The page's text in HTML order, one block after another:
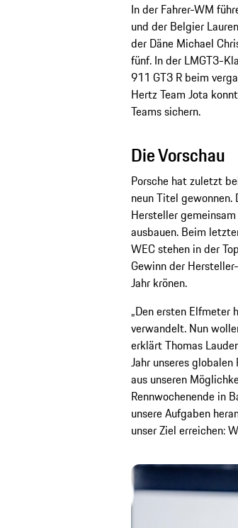
In der Fahrer-WM
und der Belgier
der Däne Michael
fünf. In der LMGT3-
911 GT3 R beim
Hertz Team Jota
Teams sichern.
Die Vorschau
Porsche hat zuletzt
neun Titel
Hersteller
ausbauen. Beim
WEC stehen in der
Gewinn der
Jahr krönen.
„Den ersten Elfmeter
verwandelt. Nun
erklärt Thomas
Jahr unseres
aus unseren
Rennwochenende in
unsere Aufgaben
unser Ziel erreichen: